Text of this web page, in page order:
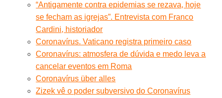
“Antigamente contra epidemias se rezava, hoje
se fecham as igrejas”. Entrevista com Franco
Cardini, historiador
Coronavírus. Vaticano registra primeiro caso
Coronavírus: atmosfera de dúvida e medo leva a
cancelar eventos em Roma
Coronavírus über alles
Zizek vê o poder subversivo do Coronavírus